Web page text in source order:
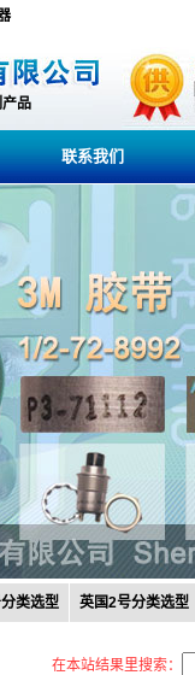
品
联系我们
类选型 英国2号分类选型
在本站结果里搜索：